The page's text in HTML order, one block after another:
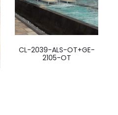
CL-2039-ALS-OT+GE-
2105-OT